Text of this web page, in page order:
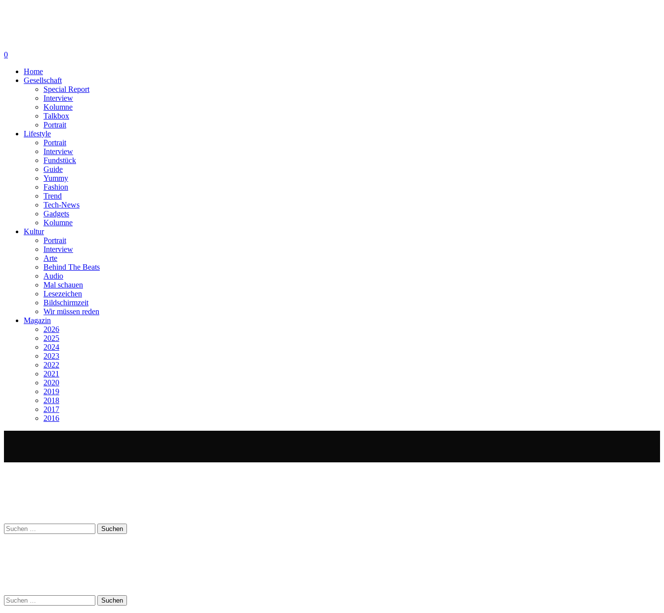
0
Home
Gesellschaft
Special Report
Interview
Kolumne
Talkbox
Portrait
Lifestyle
Portrait
Interview
Fundstück
Guide
Yummy
Fashion
Trend
Tech-News
Gadgets
Kolumne
Kultur
Portrait
Interview
Arte
Behind The Beats
Audio
Mal schauen
Lesezeichen
Bildschirmzeit
Wir müssen reden
Magazin
2026
2025
2024
2023
2022
2021
2020
2019
2018
2017
2016
Suchen
nach:
Suchen
nach: